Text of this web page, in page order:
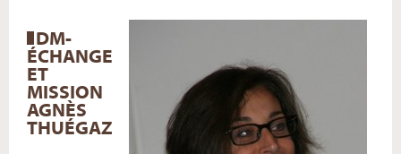
DM-
ÉCHANGE
ET
MISSION
AGNÈS
THUÉGAZ